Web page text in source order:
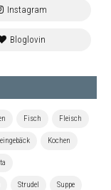
Fisch Fleisch
Kochen
Strudel Suppe